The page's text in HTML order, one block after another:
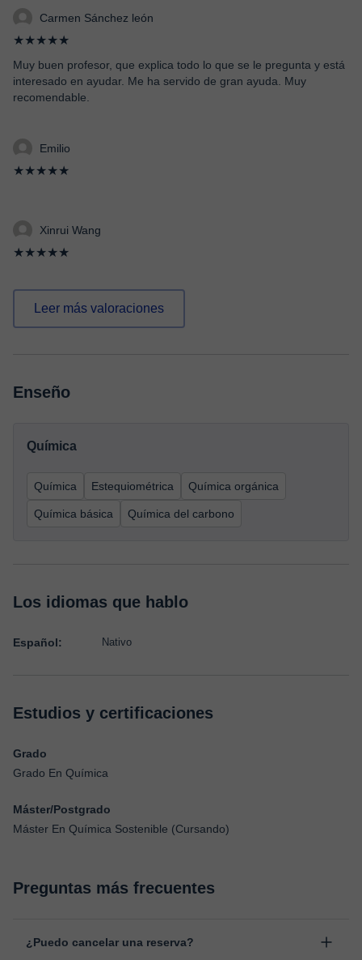
Carmen Sánchez león
★★★★★
Muy buen profesor, que explica todo lo que se le pregunta y está
interesado en ayudar. Me ha servido de gran ayuda. Muy
recomendable.
Emilio
★★★★★
Xinrui Wang
★★★★★
Leer más valoraciones
Enseño
Química
Química Estequiométrica Química orgánica
Química básica Química del carbono
Los idiomas que hablo
Español: Nativo
Estudios y certificaciones
Grado
Grado En Química
Máster/Postgrado
Máster En Química Sostenible (Cursando)
Preguntas más frecuentes
¿Puedo cancelar una reserva?